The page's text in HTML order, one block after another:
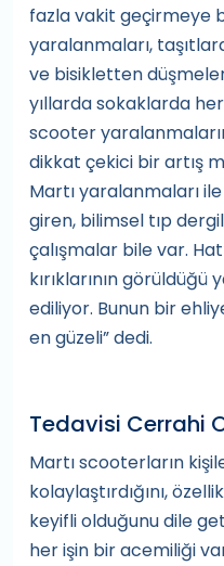
fazla vakit geçirmeye
yaralanmaları,
ve bisikletten
yıllarda sokaklarda
scooter
dikkat çekici bir artış
Martı yaralanmaları
giren, bilimsel tıp
çalışmalar bile var.
kırıklarının
ediliyor. Bunun bir
en güzeli” dedi.
Tedavisi Cerrahi
Martı scooterların
kolaylaştırdığını,
keyifli olduğunu dile
her işin bir acemiliği